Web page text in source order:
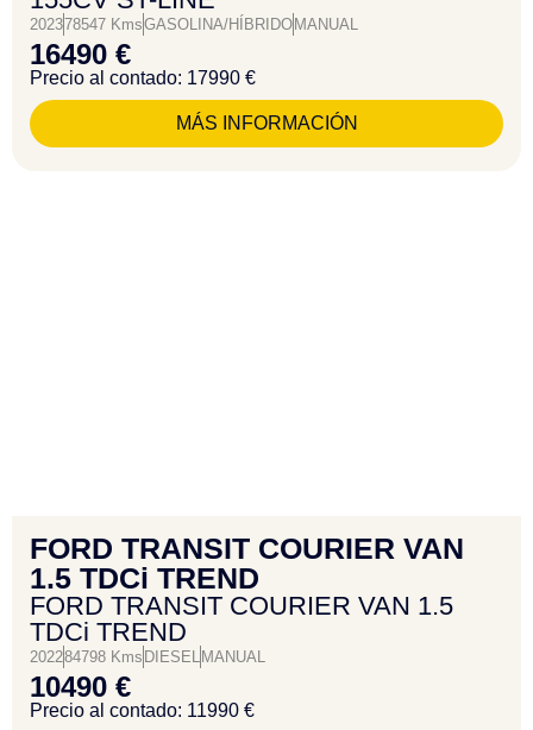
202378547 KmsGASOLINA/HÍBRIDO MANUAL
16490 €
Precio al contado: 17990 €
MÁS INFORMACIÓN
FORD TRANSIT COURIER VAN
1.5 TDCi TREND
FORD TRANSIT COURIER VAN 1.5
TDCi TREND
202284798 Kms DIESEL MANUAL
10490 €
Precio al contado: 11990 €